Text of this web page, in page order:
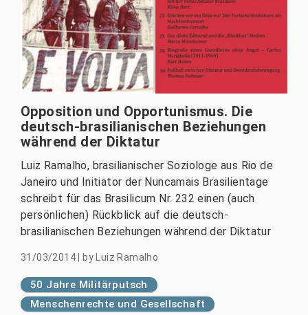
Opposition und Opportunismus. Die
deutsch-brasilianischen Beziehungen
während der Diktatur
Luiz Ramalho, brasilianischer Soziologe aus Rio de
Janeiro und Initiator der Nuncamais Brasilientage
schreibt für das Brasilicum Nr. 232 einen (auch
persönlichen) Rückblick auf die deutsch-
brasilianischen Beziehungen während der Diktatur
31/03/2014 by Luiz Ramalho
50 Jahre Militärputsch
Menschenrechte und Gesellschaft